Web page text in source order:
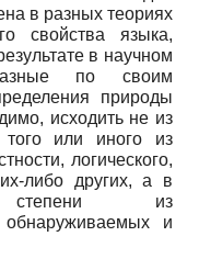
в разных теориях
свойства языка,
в научном
по своим
природы
исходить не из
того или иного из
логического,
либо других, а в
из
обнаруживаемых и